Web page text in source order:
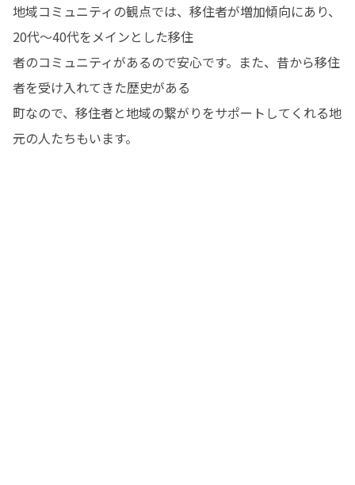
地域コミュニティの観点では、移住者が増加傾向にあり、
20代〜40代をメインとした移住
者のコミュニティがあるので安心です。また、昔から移住
者を受け入れてきた歴史がある
町なので、移住者と地域の繋がりをサポートしてくれる地
元の人たちもいます。